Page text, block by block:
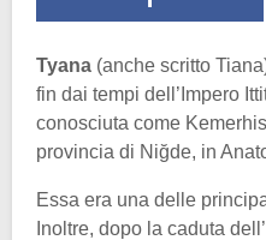
Tyana (anche scritto
fin dai tempi dell’Impero
conosciuta come
provincia di Niğde, in
Essa era una delle
Inoltre, dopo la caduta